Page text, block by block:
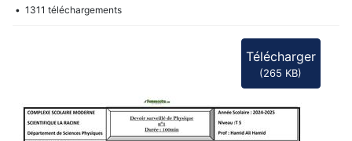
1311 téléchargements
Télécharger
(265 KB)